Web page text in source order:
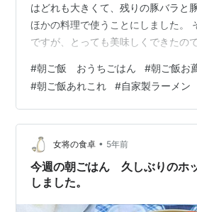
はどれも大きくて、残りの豚バラと
ほかの料理で使うことにしました。
ですが、とっても美味しくできたの
煮て、美味しいラーメンも味わいま
製ラーメン お餅 お雑煮 パン 自家製
のパン パスタ レモンクリームパス
パスタ おまけ（朝を軽くしたいとき
ース 今週の朝ごはんあれこれ、豚肉
ーメンも味わいまし…
#朝ご飯 おうちごはん #朝ご飯お
#朝ご飯あれこれ #自家製ラーメン
女将の食卓 • 5年前
今週の朝ごはん 久しぶりのホ
しました。